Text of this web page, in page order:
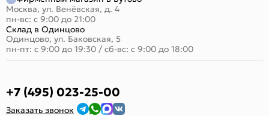
Москва, ул. Венёвская, д. 4
пн-вс: с 9:00 до 21:00
Склад в Одинцово
Одинцово, ул. Баковская, 5
пн-пт: с 9:00 до 19:30 / сб-вс: с 9:00 до 18:00
+7 (495) 023-25-00
Заказать звонок